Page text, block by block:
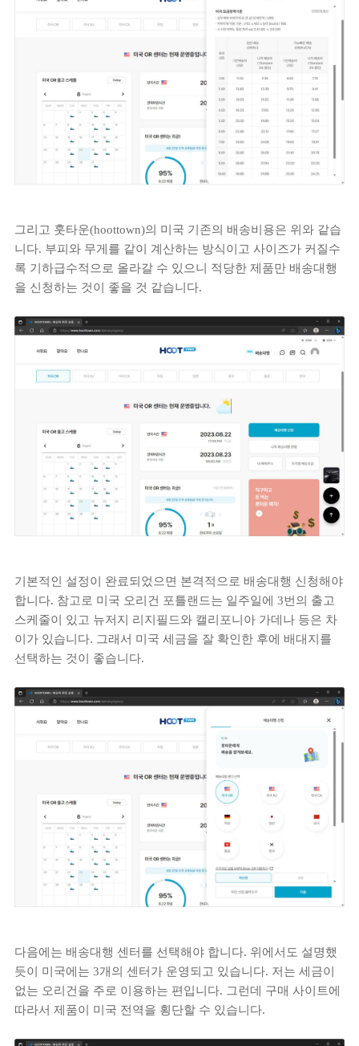
그리고 훗타운(hoottown)의 미국 기존의 배송비용은 위와 같습
니다. 부피와 무게를 같이 계산하는 방식이고 사이즈가 커질수
록 기하급수적으로 올라갈 수 있으니 적당한 제품만 배송대행
을 신청하는 것이 좋을 것 같습니다.
기본적인 설정이 완료되었으면 본격적으로 배송대행 신청해야
합니다. 참고로 미국 오리건 포틀랜드는 일주일에 3번의 출고
스케줄이 있고 뉴저지 리지필드와 캘리포니아 가데나 등은 차
이가 있습니다. 그래서 미국 세금을 잘 확인한 후에 배대지를
선택하는 것이 좋습니다.
다음에는 배송대행 센터를 선택해야 합니다. 위에서도 설명했
듯이 미국에는 3개의 센터가 운영되고 있습니다. 저는 세금이
없는 오리건을 주로 이용하는 편입니다. 그런데 구매 사이트에
따라서 제품이 미국 전역을 횡단할 수 있습니다.